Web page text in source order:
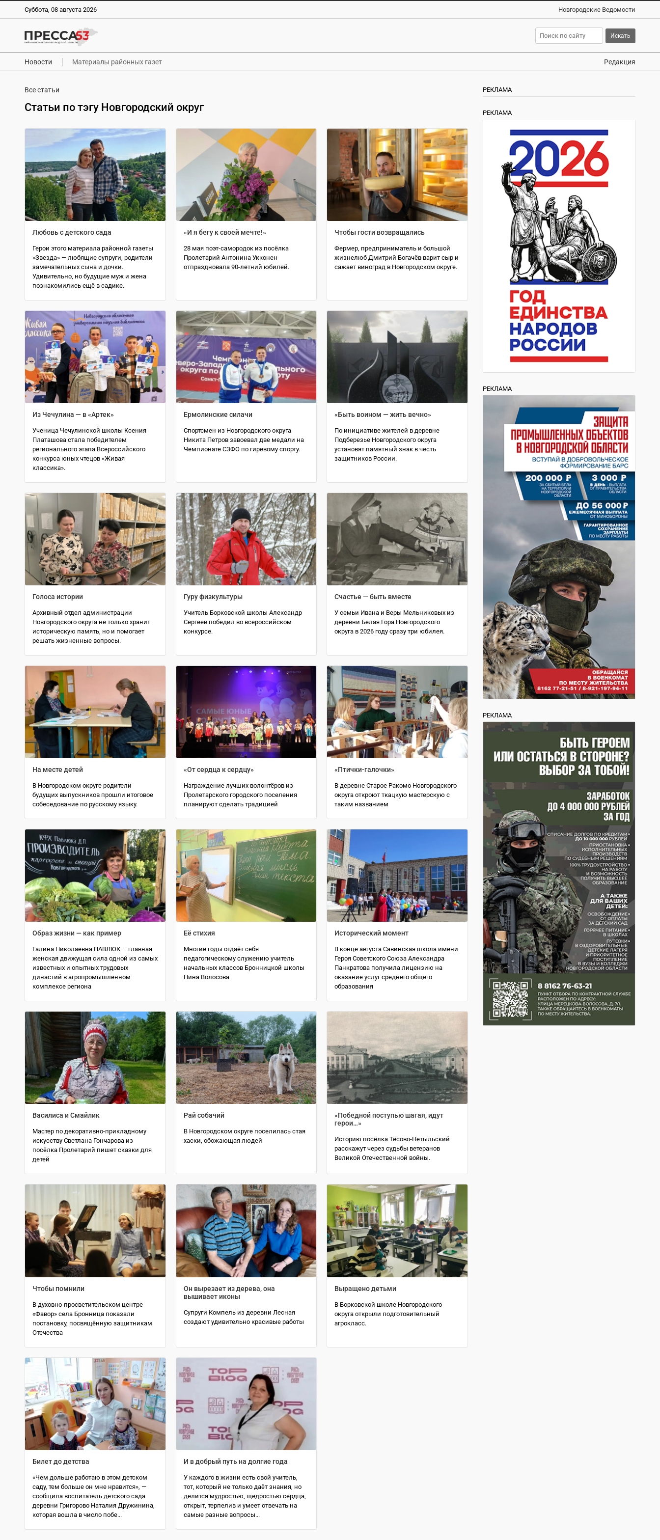
Суббота, 08 августа 2026 Новгородские Ведомости
Новости Материалы районных газет Редакция
Все статьи
Статьи по тэгу Новгородский округ
Любовь с детского сада
Герои этого материала районной газеты
«Звезда» — любящие супруги, родители
замечательных сына и дочки.
Удивительно, но будущие муж и жена
познакомились ещё в садике.
«И я бегу к своей мечте!»
28 мая поэт-самородок из посёлка
Пролетарий Антонина Укконен
отпраздновала 90-летний юбилей.
Чтобы гости возвращались
Фермер, предприниматель и большой
жизнелюб Дмитрий Богачёв варит сыр и
сажает виноград в Новгородском округе.
Из Чечулина — в «Артек»
Ученица Чечулинской школы Ксения
Платашова стала победителем
регионального этапа Всероссийского
конкурса юных чтецов «Живая
классика».
Ермолинские силачи
Спортсмен из Новгородского округа
Никита Петров завоевал две медали на
Чемпионате СЗФО по гиревому спорту.
«Быть воином — жить вечно»
По инициативе жителей в деревне
Подберезье Новгородского округа
установят памятный знак в честь
защитников России.
Голоса истории
Архивный отдел администрации
Новгородского округа не только хранит
историческую память, но и помогает
решать жизненные вопросы.
Гуру физкультуры
Учитель Борковской школы Александр
Сергеев победил во всероссийском
конкурсе.
Счастье — быть вместе
У семьи Ивана и Веры Мельниковых из
деревни Белая Гора Новгородского
округа в 2026 году сразу три юбилея.
На месте детей
В Новгородском округе родители
будущих выпускников прошли итоговое
собеседование по русскому языку.
«От сердца к сердцу»
Награждение лучших волонтёров из
Пролетарского городского поселения
планируют сделать традицией
«Птички-галочки»
В деревне Старое Ракомо Новгородского
округа откроют ткацкую мастерскую с
таким названием
Образ жизни — как пример
Галина Николаевна ПАВЛЮК — главная
женская движущая сила одной из самых
известных и опытных трудовых
династий в агропромышленном
комплексе региона
Её стихия
Многие годы отдаёт себя
педагогическому служению учитель
начальных классов Бронницкой школы
Нина Волосова
Исторический момент
В конце августа Савинская школа имени
Героя Советского Союза Александра
Панкратова получила лицензию на
оказание услуг среднего общего
образования
Василиса и Смайлик
Мастер по декоративно-прикладному
искусству Светлана Гончарова из
посёлка Пролетарий пишет сказки для
детей
Рай собачий
В Новгородском округе поселилась стая
хаски, обожающая людей
«Победной поступью шагая, идут
герои…»
Историю посёлка Тёсово-Нетыльский
расскажут через судьбы ветеранов
Великой Отечественной войны.
Чтобы помнили
В духовно-просветительском центре
«Фавор» села Бронница показали
постановку, посвящённую защитникам
Отечества
Он вырезает из дерева, она
вышивает иконы
Супруги Компель из деревни Лесная
создают удивительно красивые работы
Выращено детьми
В Борковской школе Новгородского
округа открыли подготовительный
агрокласс.
Билет до детства
«Чем дольше работаю в этом детском
саду, тем больше он мне нравится», —
сообщила воспитатель детского сада
деревни Григорово Наталия Дружинина,
которая вошла в число побе...
И в добрый путь на долгие года
У каждого в жизни есть свой учитель,
тот, который не только даёт знания, но
делится мудростью, щедростью сердца,
открыт, терпелив и умеет отвечать на
самые разные вопросы...
РЕКЛАМА
РЕКЛАМА
РЕКЛАМА
РЕКЛАМА